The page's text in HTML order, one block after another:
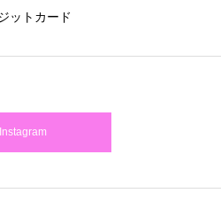
ットカード
Instagram